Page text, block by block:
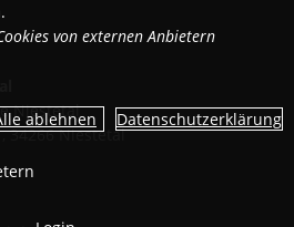
Niestetal
34266 Niestetal
von externen Anbietern
Datenschutzerklärung